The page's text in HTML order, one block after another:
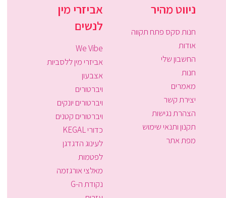
ניווט מהיר
חנות סקס פתח תקווה
אודות
החשבון שלי
חנות
מאמרים
יצירת קשר
הצהרת נגישות
תקנון ותנאי שימוש
מפת אתר
אביזרי מין
לנשים
We Vibe
אביזרי מין ללסביות
אצבעון
ויברטורים
ויברטורים יונקים
ויברטורים קטנים
כדורי KEGAL
לעינוג הדגדגן
לפטמות
מאלצי אורגזמה
נקודת ה-G